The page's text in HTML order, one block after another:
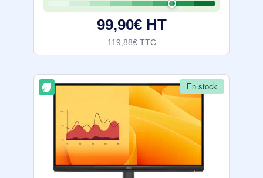
Plus et certification TÜV
99,90€ HT
119,88€ TTC
En stock